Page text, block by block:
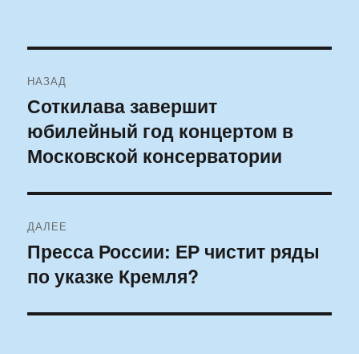
по
записям
НАЗАД
Предыдущая
запись:
Соткилава завершит
юбилейный год концертом в
Московской консерватории
ДАЛЕЕ
Следующая
запись:
Пресса России: ЕР чистит ряды
по указке Кремля?